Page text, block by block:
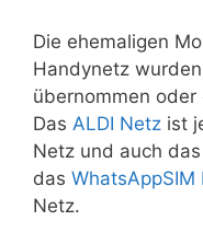
Die ehemaligen
Handynetz
übernommen oder
Das ALDI Netz ist
Netz und auch das
das
Netz.